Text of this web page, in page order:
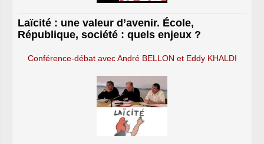
Laïcité : une valeur d’avenir. École,
République, société : quels enjeux ?
Conférence-débat avec André BELLON et Eddy KHALDI